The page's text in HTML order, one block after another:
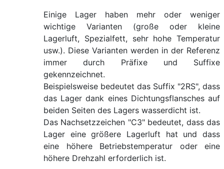
Einige Lager haben mehr oder weniger
wichtige Varianten (große oder kleine
Lagerluft, Spezialfett, sehr hohe Temperatur
usw.). Diese Varianten werden in der Referenz
immer durch Präfixe und Suffixe
gekennzeichnet.
Beispielsweise bedeutet das Suffix "2RS", dass
das Lager dank eines Dichtungsflansches auf
beiden Seiten des Lagers wasserdicht ist.
Das Nachsetzzeichen "C3" bedeutet, dass das
Lager eine größere Lagerluft hat und dass
eine höhere Betriebstemperatur oder eine
höhere Drehzahl erforderlich ist.